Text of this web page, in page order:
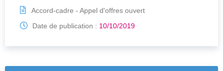
Accord-cadre - Appel d'offres ouvert
Date de publication : 10/10/2019